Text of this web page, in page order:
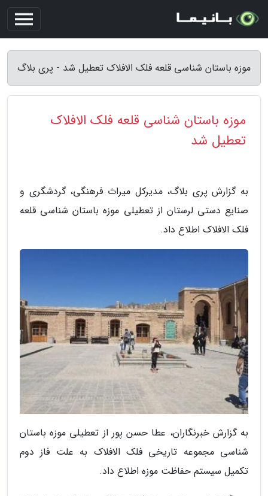
موزه باستان شناسی قلعه فلک الافلاک تعطیل شد - پری بلاگ
موزه باستان شناسی قلعه فلک الافلاک
تعطیل شد
به گزارش پری بلاگ، مدیرکل میراث فرهنگی، گردشگری و
صنایع دستی لرستان از تعطیلی موزه باستان شناسی قلعه
فلک الافلاک اطلاع داد.
به گزارش خبرنگاران، عطا حسن پور از تعطیلی موزه باستان
شناسی مجموعه تاریخی فلک الافلاک به علت فاز دوم
تکمیل سیستم حفاظت موزه اطلاع داد.